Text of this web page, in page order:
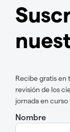
Recibe gratis en
revisión de los
jornada en
Nombre